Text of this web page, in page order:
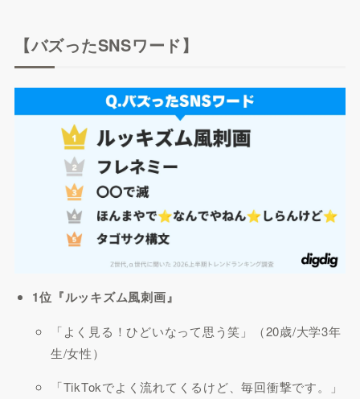
【バズったSNSワード】
1位『ルッキズム風刺画』
「よく見る！ひどいなって思う笑」（20歳/大学3年
生/女性）
「TikTokでよく流れてくるけど、毎回衝撃です。」